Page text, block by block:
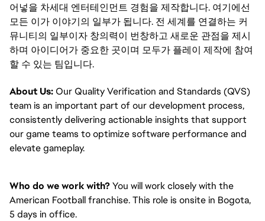
어넣을 차세대 엔터테인먼트 경험을 제작합니다. 여기에선
모든 이가 이야기의 일부가 됩니다. 전 세계를 연결하는 커
뮤니티의 일부이자 창의력이 번창하고 새로운 관점을 제시
하며 아이디어가 중요한 곳이며 모두가 플레이 제작에 참여
할 수 있는 팀입니다.
About Us:Our Quality Verification and Standards (QVS)
team is an important part of our development process,
consistently delivering actionable insights that support
our game teams to optimize software performance and
elevate gameplay.
Who do we work with? You will work closely with the
American Football franchise. This role is onsite in Bogota,
5 days in office.